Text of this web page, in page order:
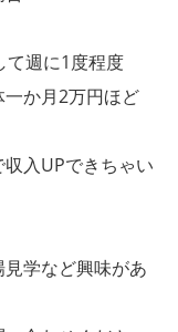
週に1度程度
か月2万円ほど
入UPできちゃい
学など興味があ